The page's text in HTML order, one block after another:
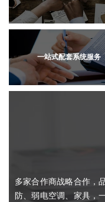
一站式配套系统服务
多家合作商战略合作，
防、弱电空调、家具，